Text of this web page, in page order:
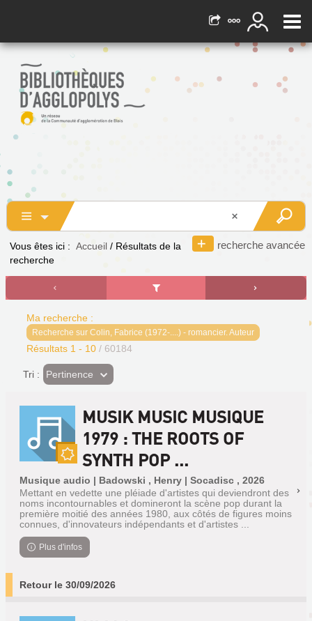
recherche avancée
Vous êtes ici : Accueil / Résultats de la
recherche
Ma recherche :
Recherche sur Colin, Fabrice (1972-....) - romancier. Auteur
Résultats 1 - 10 / 60184
Tri : (Effet
imédiat)
Pertinence
MUSIK MUSIC MUSIQUE
1979 : THE ROOTS OF
SYNTH POP ...
Musique audio | Badowski , Henry | Socadisc , 2026
Mettant en vedette une pléiade d'artistes qui deviendront des
noms incontournables et domineront la scène pop durant la
première moitié des années 1980, aux côtés de figures moins
connues, d'innovateurs indépendants et d'artistes ...
Plus d'infos
Retour le 30/09/2026